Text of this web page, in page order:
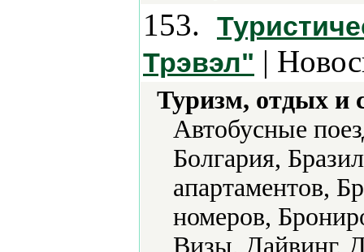
153.
Трэвэл" |
Туризм, отдых и
Автобусные
Болгария,
апартаментов,
номеров,
Визы, Дайвинг,